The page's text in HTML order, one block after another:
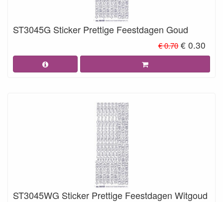
ST3045G Sticker Prettige Feestdagen Goud
€ 0.70 € 0.30
ST3045WG Sticker Prettige Feestdagen Witgoud